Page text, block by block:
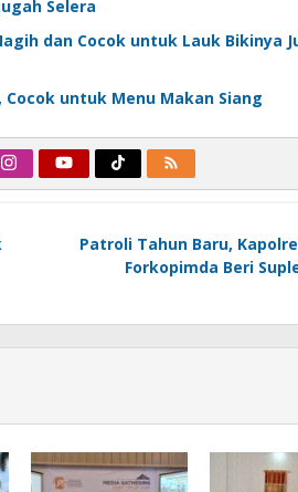
Selera
dan Cocok untuk Lauk Bikinya
untuk Menu Makan Siang
Patroli Tahun Baru,
Forkopimda Beri